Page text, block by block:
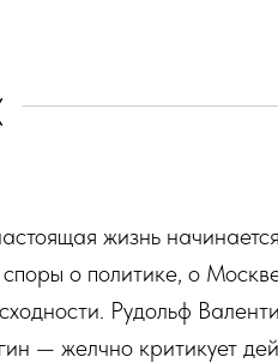
жизнь
о политике, о
Рудольф
— желчно критикует